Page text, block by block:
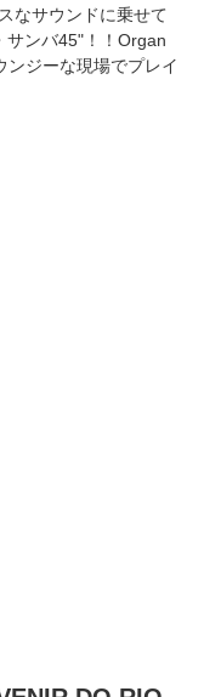
なサウンドに乗せて
サンバ45"！！Organ
ンジーな現場でプレイ